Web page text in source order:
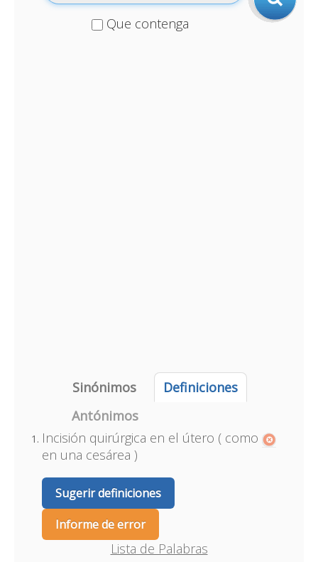
Que contenga
Sinónimos
Definiciones
Antónimos
Incisión quirúrgica en el útero ( como
en una cesárea )
Sugerir definiciones
Informe de error
Lista de Palabras